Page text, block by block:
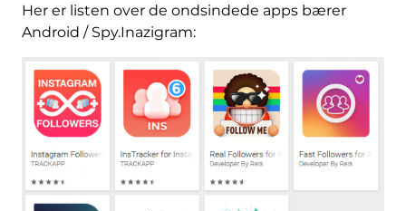
Her er listen over de ondsindede apps bærer
Android / Spy.Inazigram: